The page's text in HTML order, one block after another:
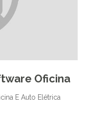
Oficina
E Auto Elétrica